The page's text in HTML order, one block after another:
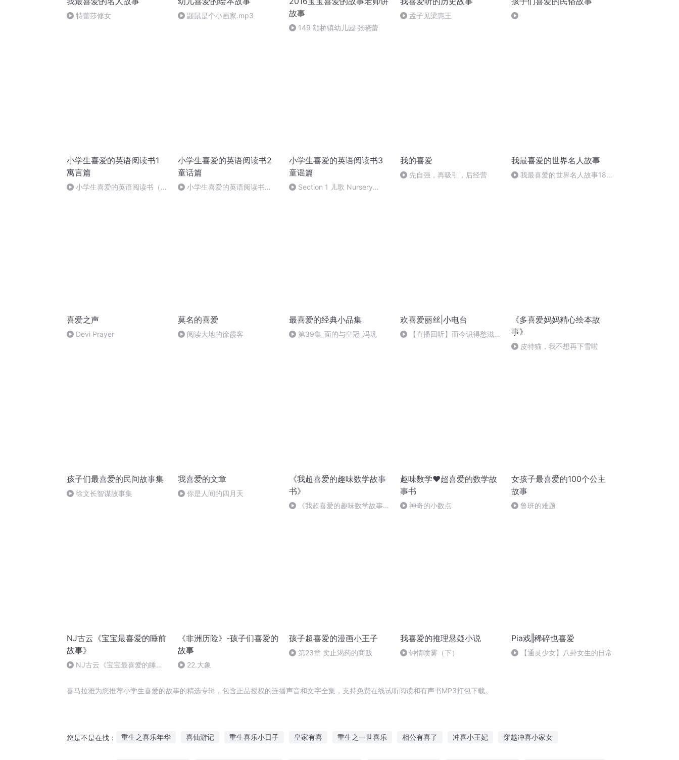
特蕾莎修女 鼹鼠是个小画家.mp3
故事
149 颛桥镇幼儿园 张晓蕾
孟子见梁惠王
小学生喜爱的英语阅读书1
寓言篇
小学生喜爱的英语阅读书（寓
小学生喜爱的英语阅读书2
童话篇
小学生喜爱的英语阅读书
小学生喜爱的英语阅读书3
童谣篇
Section 1 儿歌 Nursery
我的喜爱
先自强，再吸引，后经营
我最喜爱的世界名人故事
我最喜爱的世界名人故事18
喜爱之声
Devi Prayer
莫名的喜爱
阅读大地的徐霞客
最喜爱的经典小品集
第39集_面的与皇冠_冯巩
欢喜爱丽丝|小电台
【直播回听】而今识得愁滋
《多喜爱妈妈精心绘本故
事》
皮特猫，我不想再下雪啦
孩子们最喜爱的民间故事集
徐文长智谋故事集
我喜爱的文章
你是人间的四月天
《我超喜爱的趣味数学故事
书》
《我超喜爱的趣味数学故事
趣味数学❤️超喜爱的数学故
事书
神奇的小数点
女孩子最喜爱的100个公主
故事
鲁班的难题
NJ古云《宝宝最喜爱的睡前
故事》
NJ古云《宝宝最喜爱的睡前
《非洲历险》-孩子们喜爱的
故事
22.大象
孩子超喜爱的漫画小王子
第23章 卖止渴药的商贩
我喜爱的推理悬疑小说
钟情喷雾（下）
Pia戏‖稀碎也喜爱
【通灵少女】八卦女生的日常
喜马拉雅为您推荐小学生喜爱的故事的精选专辑，包含正品授权的连播声音和文字全集，支持免费在线试听阅读和有声书MP3打包下载。
您是不是在找： 重生之喜乐年华 喜仙游记 重生喜乐小日子 皇家有喜 重生之一世喜乐 相公有喜了 冲喜小王妃 穿越冲喜小家女